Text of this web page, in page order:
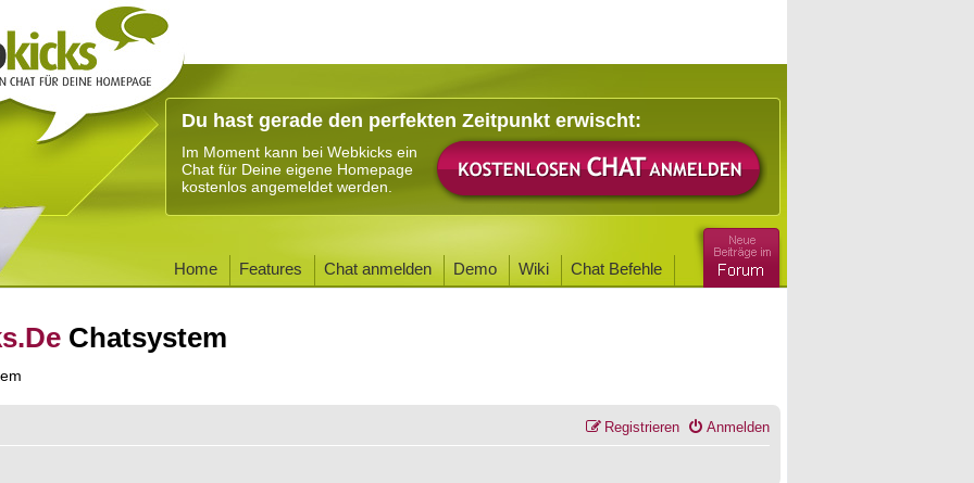
Du hast gerade den perfekten Zeitpunkt erwischt:
Im Moment kann bei Webkicks ein
Chat für Deine eigene Homepage
kostenlos angemeldet werden.
Home Features Chat anmelden Demo Wiki Chat Befehle
Chatsystem
Anmelden
Registrieren